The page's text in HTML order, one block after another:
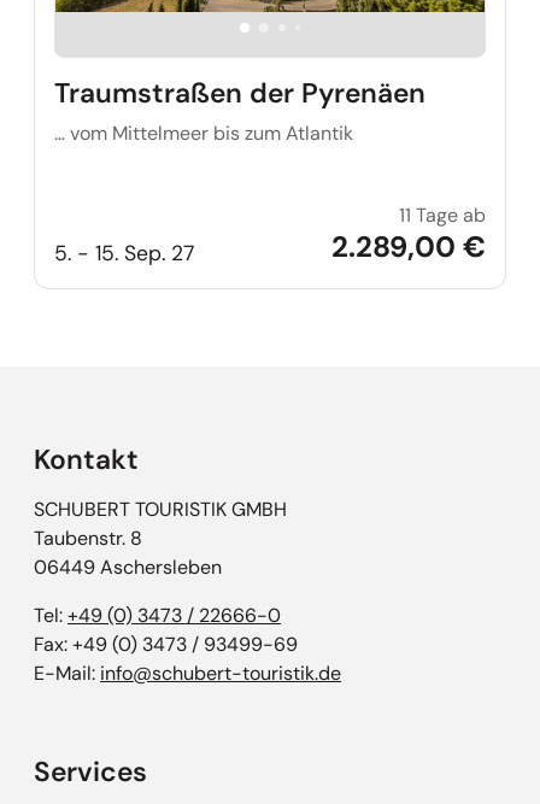
Traumstraßen der Pyrenäen
… vom Mittelmeer bis zum Atlantik
5. - 15. Sep. 27
11 Tage ab
2.289,00 €
Kontakt
SCHUBERT TOURISTIK GMBH
Taubenstr. 8
06449 Aschersleben
Tel:+49 (0) 3473 / 22666-0
Fax: +49 (0) 3473 / 93499-69
E-Mail: info@schubert-touristik.de
Services